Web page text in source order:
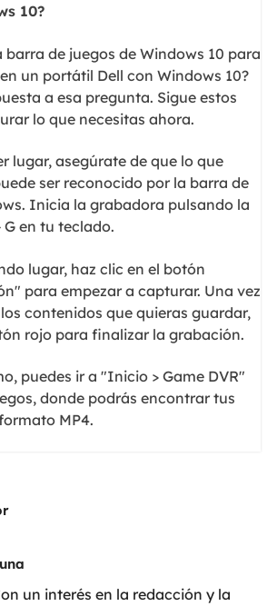
10?
barra de juegos de Windows 10 para
un portátil Dell con Windows 10?
a esa pregunta. Sigue estos
lo que necesitas ahora.
lugar, asegúrate de que lo que
ser reconocido por la barra de
Inicia la grabadora pulsando la
en tu teclado.
lugar, haz clic en el botón
para empezar a capturar. Una vez
contenidos que quieras guardar,
rojo para finalizar la grabación.
puedes ir a "Inicio > Game DVR"
donde podrás encontrar tus
MP4.
un interés en la redacción y la